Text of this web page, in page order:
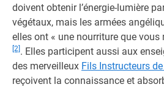
doivent obtenir l’énergie-lumière
végétaux, mais les armées
elles ont « une nourriture que vous
[2] . Elles participent aussi aux
des merveilleux Fils Instructeurs
reçoivent la connaissance et